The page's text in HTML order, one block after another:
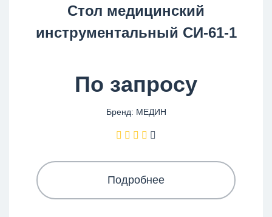
Стол медицинский
инструментальный СИ-61-1
По запросу
Бренд: МЕДИН
Подробнее